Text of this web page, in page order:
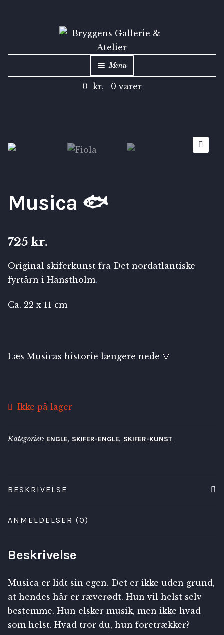
Menu
Kontakt
0 kr. 0 varer
Musica 🐟
725 kr.
Original skiferkunst fra Det nordatlantiske
fyrtårn i Hanstholm.
Ca. 22 x 11 cm
Læs Musicas historie længere nede 🔻
Ikke på lager
Kategorier: ENGLE, SKIFER-ENGLE, SKIFER-KUNST
BESKRIVELSE
ANMELDELSER (0)
Beskrivelse
Musica er lidt sin egen. Det er ikke uden grund,
at hendes hår er ræverødt. Hun vil helst selv
bestemme. Hun elsker musik, men ikke hvad
som helst. Hvad tror du, hun foretrækker?